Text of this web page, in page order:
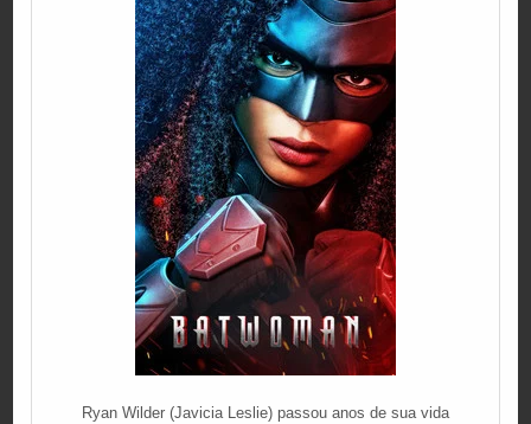
Ryan Wilder (Javicia Leslie) passou anos de sua vida